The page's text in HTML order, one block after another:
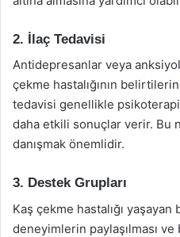
2. İlaç Tedavisi
Antidepresanlar veya
çekme hastalığının
tedavisi genellikle psikoterapi
daha etkili sonuçlar verir. Bu
danışmak önemlidir.
3. Destek Grupları
Kaş çekme hastalığı
deneyimlerin paylaşılması